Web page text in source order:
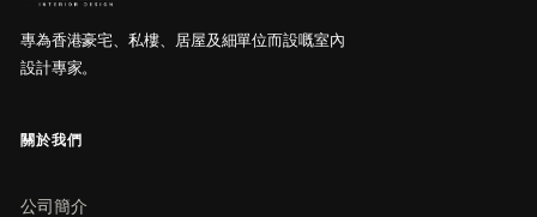
專為香港豪宅、私樓、居屋及細單位而設嘅室內
設計專家。
關於我們
公司簡介